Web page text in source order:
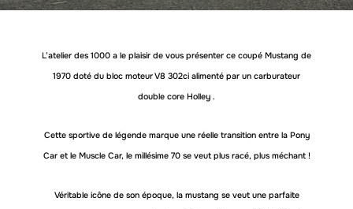
L’atelier des 1000 a le plaisir de vous présenter ce coupé Mustang de
1970 doté du bloc moteur V8 302ci alimenté par un carburateur
double core Holley .
Cette sportive de légende marque une réelle transition entre la Pony
Car et le Muscle Car, le millésime 70 se veut plus racé, plus méchant !
Véritable icône de son époque, la mustang se veut une parfaite